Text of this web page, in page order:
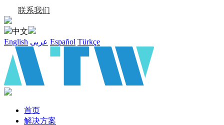
联系我们
中文
English عربى Español Türkçe
首页
解决方案